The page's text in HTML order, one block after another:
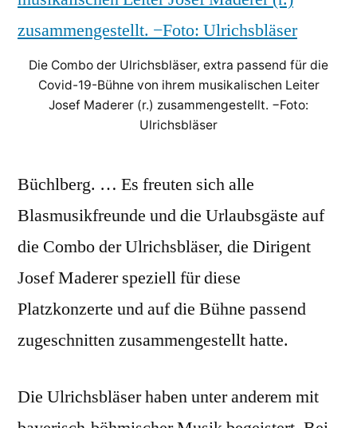
Die Combo der Ulrichsbläser, extra passend für die
Covid-19-Bühne von ihrem musikalischen Leiter
Josef Maderer (r.) zusammengestellt. −Foto:
Ulrichsbläser
Büchlberg. … Es freuten sich alle
Blasmusikfreunde und die Urlaubsgäste auf
die Combo der Ulrichsbläser, die Dirigent
Josef Maderer speziell für diese
Platzkonzerte und auf die Bühne passend
zugeschnitten zusammengestellt hatte.
Die Ulrichsbläser haben unter anderem mit